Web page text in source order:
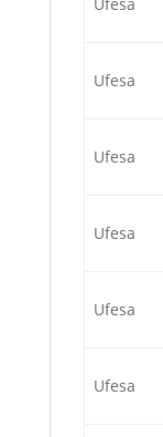
Ufesa
Ufesa
Ufesa
Ufesa
Ufesa